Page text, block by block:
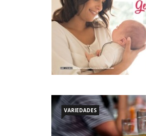
VARIEDADES